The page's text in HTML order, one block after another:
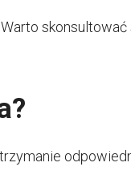
skonsultować